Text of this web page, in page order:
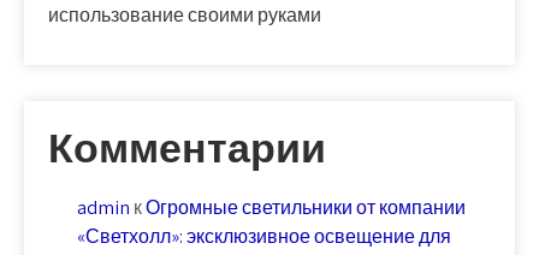
использование своими руками
Комментарии
admin кОгромные светильники от компании
«Светхолл»: эксклюзивное освещение для